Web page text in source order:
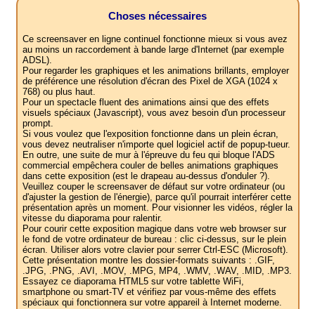
Choses nécessaires
Ce screensaver en ligne continuel fonctionne mieux si vous avez
au moins un raccordement à bande large d'Internet (par exemple
ADSL).
Pour regarder les graphiques et les animations brillants, employer
de préférence une résolution d'écran des Pixel de XGA (1024 x
768) ou plus haut.
Pour un spectacle fluent des animations ainsi que des effets
visuels spéciaux (Javascript), vous avez besoin d'un processeur
prompt.
Si vous voulez que l'exposition fonctionne dans un plein écran,
vous devez neutraliser n'importe quel logiciel actif de popup-tueur.
En outre, une suite de mur à l'épreuve du feu qui bloque l'ADS
commercial empêchera couler de belles animations graphiques
dans cette exposition (est le drapeau au-dessus d'onduler ?).
Veuillez couper le screensaver de défaut sur votre ordinateur (ou
d'ajuster la gestion de l'énergie), parce qu'il pourrait interférer cette
présentation après un moment. Pour visionner les vidéos, régler la
vitesse du diaporama pour ralentir.
Pour courir cette exposition magique dans votre web browser sur
le fond de votre ordinateur de bureau : clic ci-dessus, sur le plein
écran. Utiliser alors votre clavier pour serrer Ctrl-ESC (Microsoft).
Cette présentation montre les dossier-formats suivants : .GIF,
.JPG, .PNG, .AVI, .MOV, .MPG, MP4, .WMV, .WAV, .MID, .MP3.
Essayez ce diaporama HTML5 sur votre tablette WiFi,
smartphone ou smart-TV et vérifiez par vous-même des effets
spéciaux qui fonctionnera sur votre appareil à Internet moderne.